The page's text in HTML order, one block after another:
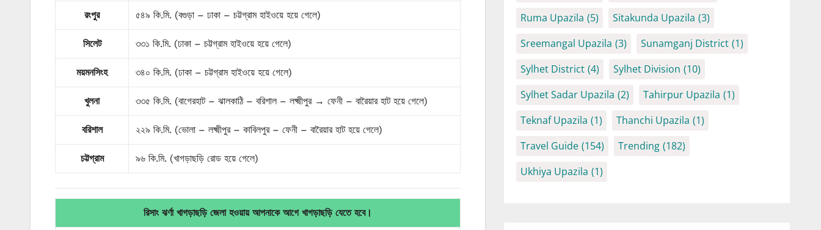
রংপুর ৫৪৯ কি.মি. (বগুড়া – ঢাকা – চট্টগ্রাম হাইওয়ে হয়ে গেলে)
সিলেট ৩৩১ কি.মি. (ঢাকা – চট্টগ্রাম হাইওয়ে হয়ে গেলে)
ময়মনসিংহ ৩৪০ কি.মি. (ঢাকা – চট্টগ্রাম হাইওয়ে হয়ে গেলে)
খুলনা ৩৩৫ কি.মি. (বাগেরহাট – ঝালকাঠি – বরিশাল – লক্ষ্মীপুর → ফেনী – বারৈয়ার হাট হয়ে গেলে)
বরিশাল ২২৯ কি.মি. (ভোলা – লক্ষ্মীপুর – কাবিলপুর – ফেনী – বারৈয়ার হাট হয়ে গেলে)
চট্টগ্রাম ৯৬ কি.মি. (খাগড়াছড়ি রোড হয়ে গেলে)
রিসাং ঝর্ণা খাগড়াছড়ি জেলা হওয়ায় আপনাকে আগে খাগড়াছড়ি যেতে হবে।
Ruma Upazila (5) Sitakunda Upazila (3)
Sreemangal Upazila (3) Sunamganj District (1)
Sylhet District (4) Sylhet Division (10)
Sylhet Sadar Upazila (2) Tahirpur Upazila (1)
Teknaf Upazila (1) Thanchi Upazila (1)
Travel Guide (154) Trending (182)
Ukhiya Upazila (1)